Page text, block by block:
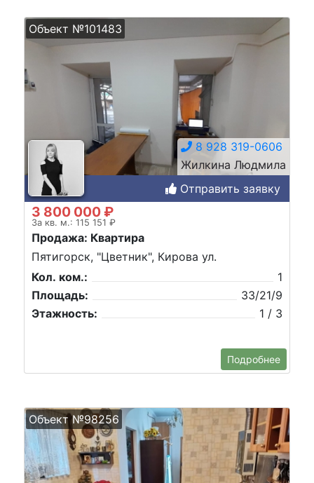
Объект №101483
8 928 319-0606
Жилкина Людмила
Отправить заявку
3 800 000 ₽
За кв. м.: 115 151 ₽
Продажа: Квартира
Пятигорск, "Цветник", Кирова ул.
Кол. ком.:
1
Площадь:
33/21/9
Этажность:
1 / 3
Подробнее
Объект №98256